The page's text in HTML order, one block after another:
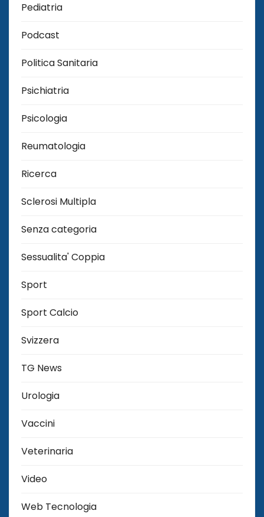
Pediatria
Podcast
Politica Sanitaria
Psichiatria
Psicologia
Reumatologia
Ricerca
Sclerosi Multipla
Senza categoria
Sessualita' Coppia
Sport
Sport Calcio
Svizzera
TG News
Urologia
Vaccini
Veterinaria
Video
Web Tecnologia